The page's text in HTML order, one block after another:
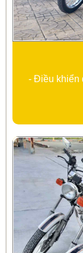
- Điều khiển